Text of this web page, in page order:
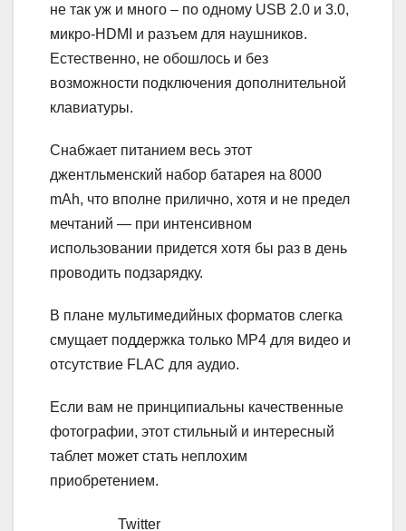
не так уж и много – по одному USB 2.0 и 3.0,
микро-HDMI и разъем для наушников.
Естественно, не обошлось и без
возможности подключения дополнительной
клавиатуры.
Снабжает питанием весь этот
джентльменский набор батарея на 8000
mAh, что вполне прилично, хотя и не предел
мечтаний — при интенсивном
использовании придется хотя бы раз в день
проводить подзарядку.
В плане мультимедийных форматов слегка
смущает поддержка только MP4 для видео и
отсутствие FLAC для аудио.
Если вам не принципиальны качественные
фотографии, этот стильный и интересный
таблет может стать неплохим
приобретением.
Twitter